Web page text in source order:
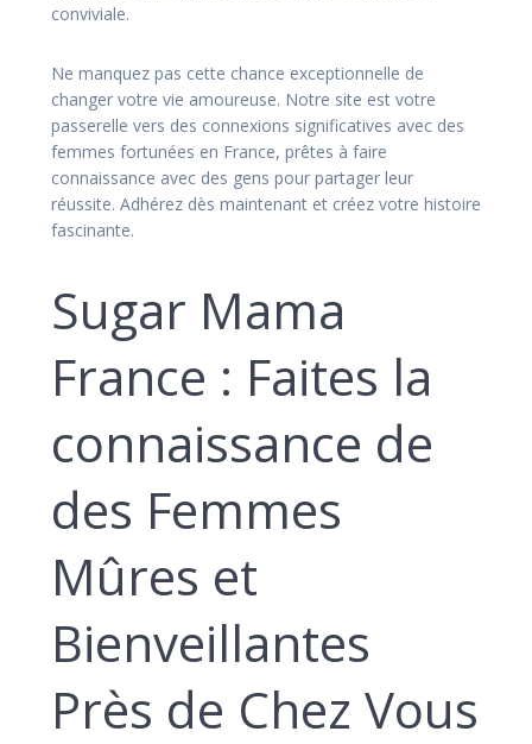
conviviale.
Ne manquez pas cette chance exceptionnelle de
changer votre vie amoureuse. Notre site est votre
passerelle vers des connexions significatives avec des
femmes fortunées en France, prêtes à faire
connaissance avec des gens pour partager leur
réussite. Adhérez dès maintenant et créez votre histoire
fascinante.
Sugar Mama
France : Faites la
connaissance de
des Femmes
Mûres et
Bienveillantes
Près de Chez Vous